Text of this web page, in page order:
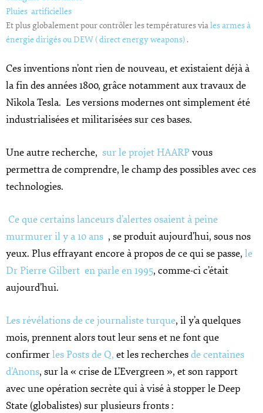
Pluies artificielles
Et plus globalement pour contrôler les températures viales armes à
énergie dirigés ou DEW ( direct energy weapons) .
Ces inventions n’ont rien de nouveau, et existaient déjà à
la fin des années 1800, grâce notamment aux travaux de
Nikola Tesla. Les versions modernes ont simplement été
industrialisées et militarisées sur ces bases.
Une autre recherche, sur le projet HAARPvous
permettra de comprendre, le champ des possibles avec ces
technologies.
Ce que certains lanceurs d’alertes osaient à peine
murmurer il y a 10 ans , se produit aujourd’hui, sous nos
yeux. Plus effrayant encore à propos de ce qui se passe, le
Dr Pierre Gilbert en parle en 1995, comme-ci c’était
aujourd’hui.
Les révélations de ce journaliste turque, il y’a quelques
mois, prennent alors tout leur sens et ne font que
confirmerles Posts de Q, et les recherchesde centaines
d’Anons, sur la « crise de L’Evergreen », et son rapport
avec une opération secrète qui à visé à stopper le Deep
State (globalistes) sur plusieurs fronts :